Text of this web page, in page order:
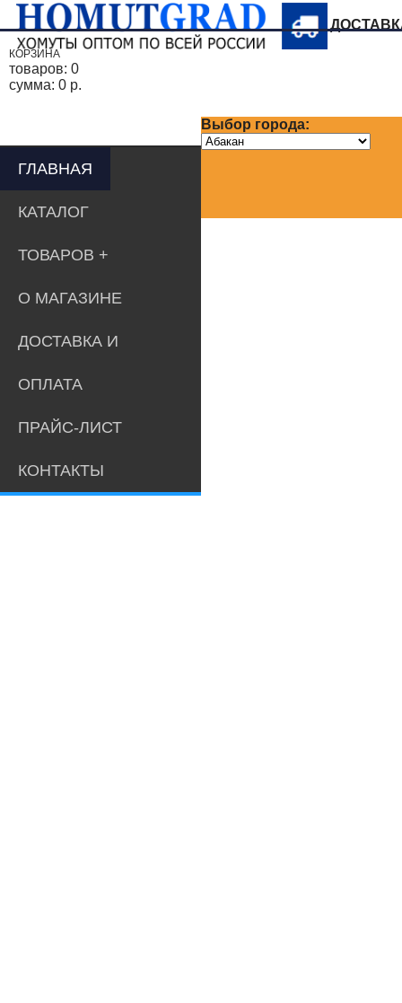
Выбор города:
КОРЗИНА
товаров: 0
сумма: 0 р.
ГЛАВНАЯ
КАТАЛОГ
ТОВАРОВ
О МАГАЗИНЕ
ДОСТАВКА И
ОПЛАТА
ПРАЙС-ЛИСТ
КОНТАКТЫ